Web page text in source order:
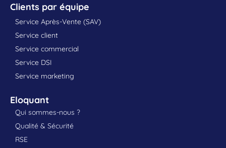
Clients par équipe
Service Après-Vente (SAV)
Service client
Service commercial
Service DSI
Service marketing
Eloquant
Qui sommes-nous ?
Qualité & Sécurité
RSE